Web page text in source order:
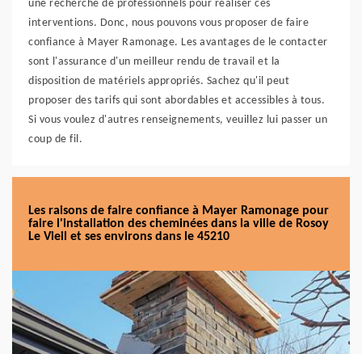
une recherche de professionnels pour réaliser ces
interventions. Donc, nous pouvons vous proposer de faire
confiance à Mayer Ramonage. Les avantages de le contacter
sont l'assurance d'un meilleur rendu de travail et la
disposition de matériels appropriés. Sachez qu'il peut
proposer des tarifs qui sont abordables et accessibles à tous.
Si vous voulez d'autres renseignements, veuillez lui passer un
coup de fil.
Les raisons de faire confiance à Mayer Ramonage pour
faire l'installation des cheminées dans la ville de Rosoy
Le Vieil et ses environs dans le 45210